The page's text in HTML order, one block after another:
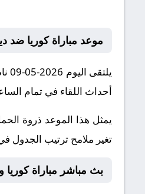
موعد مباراة كوريا ضد
أحداث اللقاء في تمام الساعة 19:00 بتوقيت مكة
يمثل هذا الموعد ذروة
تغير ملامح ترتيب الجدول
بث مباشر مباراة كوريا و